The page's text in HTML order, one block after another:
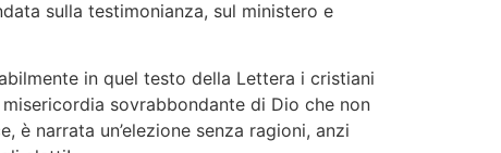
sulla testimonianza, sul ministero e
in quel testo della Lettera i cristiani
sovrabbondante di Dio che non
è narrata un’elezione senza ragioni, anzi